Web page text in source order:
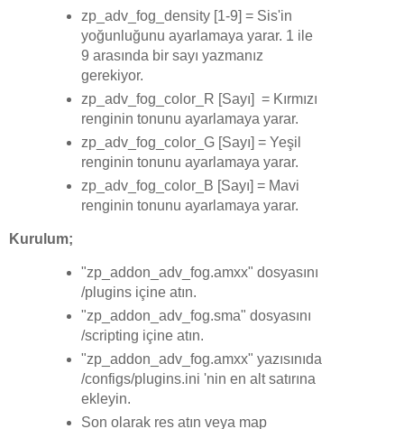
zp_adv_fog_density [1-9] = Sis'in
yoğunluğunu ayarlamaya yarar. 1 ile
9 arasında bir sayı yazmanız
gerekiyor.
zp_adv_fog_color_R [Sayı] = Kırmızı
renginin tonunu ayarlamaya yarar.
zp_adv_fog_color_G [Sayı] = Yeşil
renginin tonunu ayarlamaya yarar.
zp_adv_fog_color_B [Sayı] = Mavi
renginin tonunu ayarlamaya yarar.
Kurulum;
"zp_addon_adv_fog.amxx" dosyasını
/plugins içine atın.
"zp_addon_adv_fog.sma" dosyasını
/scripting içine atın.
"zp_addon_adv_fog.amxx" yazısınıda
/configs/plugins.ini 'nin en alt satırına
ekleyin.
Son olarak res atın veya map